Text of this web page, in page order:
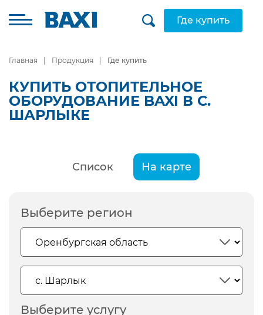
Где купить
Главная Продукция Где купить
КУПИТЬ ОТОПИТЕЛЬНОЕ
ОБОРУДОВАНИЕ BAXI В С.
ШАРЛЫКЕ
Список На карте
Выберите регион
Выберите услугу